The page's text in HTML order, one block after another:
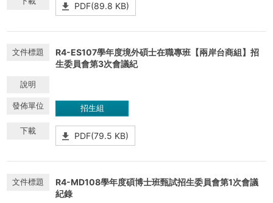
PDF(89.8 KB)
R4-ES107學年度境外碩士在職專班【兩岸台商組】招
生委員會第3次會議紀
招生組
PDF(79.5 KB)
R4-MD108學年度碩博士班甄試招生委員會第1次會議
紀錄